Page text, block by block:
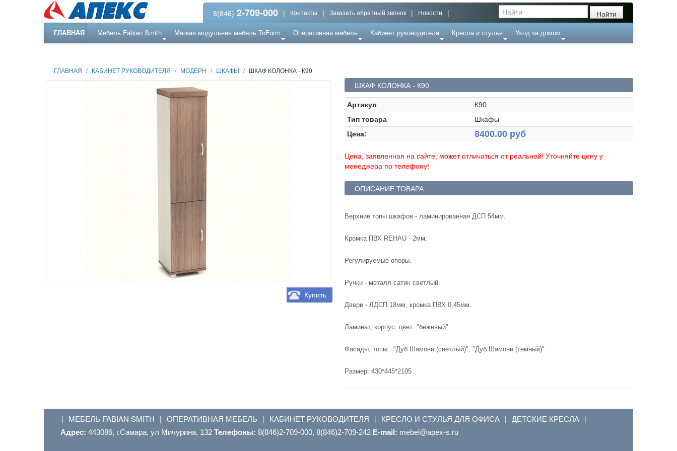
8(846) 2-709-000 | Контакты | Заказать обратный звонок | Новости |
ГЛАВНАЯ Мебель Fabian Smith Мягкая модульная мебель ToForm Оперативная мебель Кабинет руководителя Кресла и стулья Уход за домом
ГЛАВНАЯ / КАБИНЕТ РУКОВОДИТЕЛЯ / МОДЕРН / ШКАФЫ / ШКАФ КОЛОНКА - К90
Купить
ШКАФ КОЛОНКА - К90
Артикул
К90
Тип товара
Шкафы
Цена:
8400.00 руб
Цена, заявленная на сайте, может отличаться от реальной! Уточняйте цену у
менеджера по телефону!
ОПИСАНИЕ ТОВАРА
Верхние топы шкафов - ламинированная ДСП 54мм.
Кромка ПВХ REHAU - 2мм.
Регулируемые опоры.
Ручки - металл сатин светлый.
Двери - ЛДСП 18мм, кромка ПВХ 0,45мм.
Ламинат, корпус цвет: "бежевый".
Фасады, топы: "Дуб Шамони (светлый)", "Дуб Шамони (темный)".
Размер: 430*445*2105
| МЕБЕЛЬ FABIAN SMITH | ОПЕРАТИВНАЯ МЕБЕЛЬ | КАБИНЕТ РУКОВОДИТЕЛЯ | КРЕСЛО И СТУЛЬЯ ДЛЯ ОФИСА | ДЕТСКИЕ КРЕСЛА |
Адрес: 443086, г.Самара, ул Мичурина, 132 Телефоны: 8(846)2-709-000, 8(846)2-709-242 E-mail: ur.s-xepa@lebem